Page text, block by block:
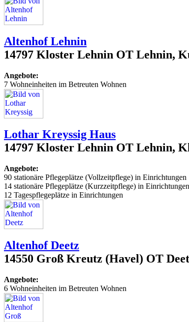
Altenhof Lehnin
14797 Kloster Lehnin OT Lehnin,
Angebote:
7 Wohneinheiten im Betreuten Wohnen
Lothar Kreyssig Haus
14797 Kloster Lehnin OT Lehnin,
Angebote:
90 stationäre Pflegeplätze (Vollzeitpflege) in Einrichtungen
14 stationäre Pflegeplätze (Kurzzeitpflege) in Einrichtungen
12 Tagespflegeplätze in Einrichtungen
Altenhof Deetz
14550 Groß Kreutz (Havel) OT
Angebote:
6 Wohneinheiten im Betreuten Wohnen